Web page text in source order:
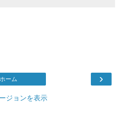
›
ホーム
ジョンを表示